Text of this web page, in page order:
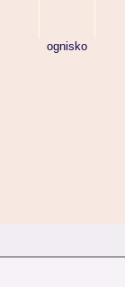
ognisko